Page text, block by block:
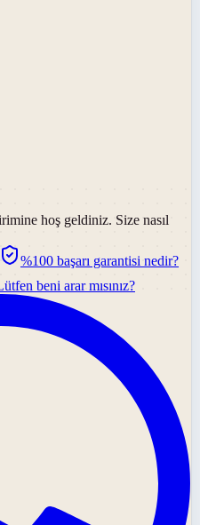
hoş geldiniz. Size nasıl
%100 başarı garantisi nedir?
beni arar mısınız?